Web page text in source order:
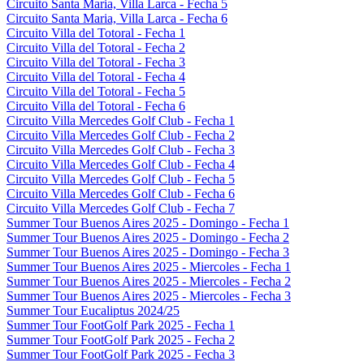
Circuito Santa Maria, Villa Larca - Fecha 5
Circuito Santa Maria, Villa Larca - Fecha 6
Circuito Villa del Totoral - Fecha 1
Circuito Villa del Totoral - Fecha 2
Circuito Villa del Totoral - Fecha 3
Circuito Villa del Totoral - Fecha 4
Circuito Villa del Totoral - Fecha 5
Circuito Villa del Totoral - Fecha 6
Circuito Villa Mercedes Golf Club - Fecha 1
Circuito Villa Mercedes Golf Club - Fecha 2
Circuito Villa Mercedes Golf Club - Fecha 3
Circuito Villa Mercedes Golf Club - Fecha 4
Circuito Villa Mercedes Golf Club - Fecha 5
Circuito Villa Mercedes Golf Club - Fecha 6
Circuito Villa Mercedes Golf Club - Fecha 7
Summer Tour Buenos Aires 2025 - Domingo - Fecha 1
Summer Tour Buenos Aires 2025 - Domingo - Fecha 2
Summer Tour Buenos Aires 2025 - Domingo - Fecha 3
Summer Tour Buenos Aires 2025 - Miercoles - Fecha 1
Summer Tour Buenos Aires 2025 - Miercoles - Fecha 2
Summer Tour Buenos Aires 2025 - Miercoles - Fecha 3
Summer Tour Eucaliptus 2024/25
Summer Tour FootGolf Park 2025 - Fecha 1
Summer Tour FootGolf Park 2025 - Fecha 2
Summer Tour FootGolf Park 2025 - Fecha 3